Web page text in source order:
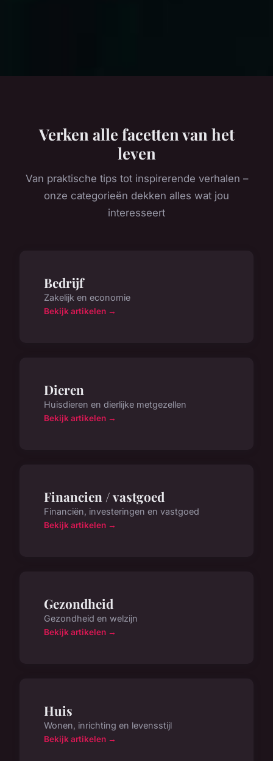
Verken alle facetten van het
leven
Van praktische tips tot inspirerende verhalen –
onze categorieën dekken alles wat jou
interesseert
Bedrijf
Zakelijk en economie
Bekijk artikelen →
Dieren
Huisdieren en dierlijke metgezellen
Bekijk artikelen →
Financien / vastgoed
Financiën, investeringen en vastgoed
Bekijk artikelen →
Gezondheid
Gezondheid en welzijn
Bekijk artikelen →
Huis
Wonen, inrichting en levensstijl
Bekijk artikelen →